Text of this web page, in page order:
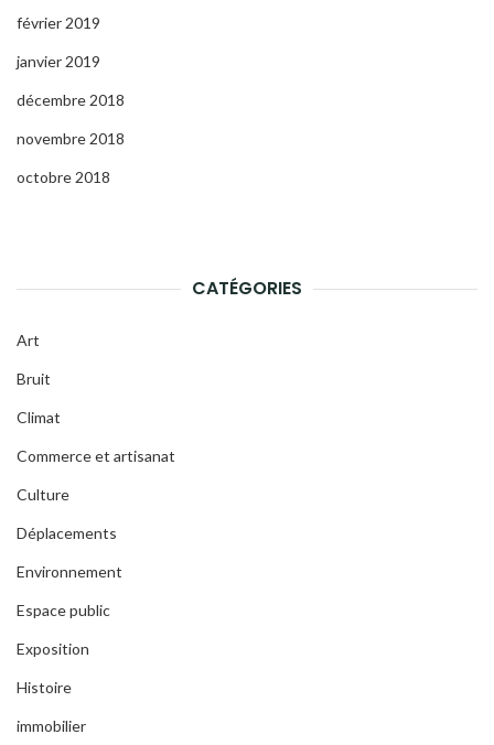
février 2019
janvier 2019
décembre 2018
novembre 2018
octobre 2018
CATÉGORIES
Art
Bruit
Climat
Commerce et artisanat
Culture
Déplacements
Environnement
Espace public
Exposition
Histoire
immobilier